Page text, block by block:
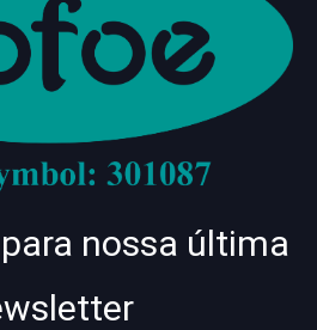
nossa última